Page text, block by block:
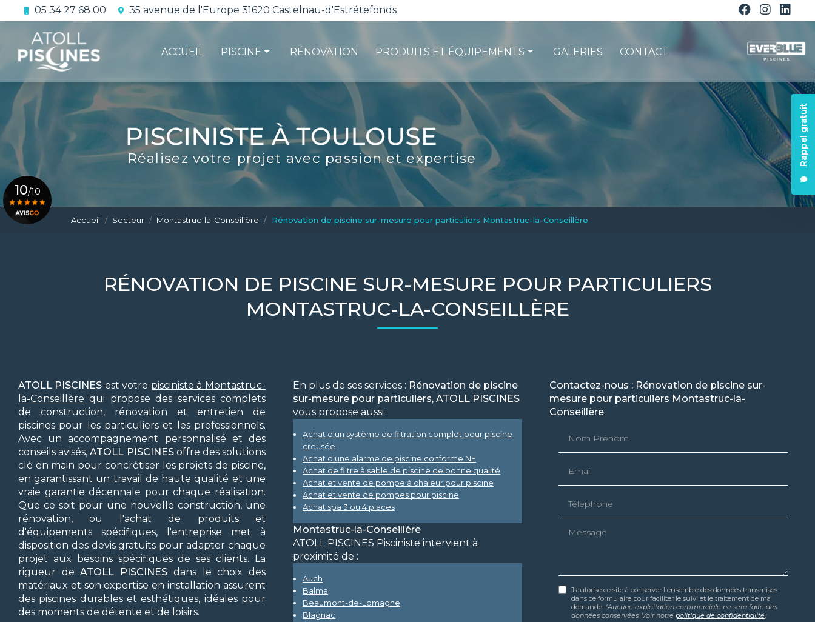
au
contenu
principal
05 34 27 68 00 35 avenue de l'Europe 31620 Castelnau-d'Estrétefonds
Rappel gratuit
ACCUEIL PISCINE
L'étanchéité
La conformité
Le contrat d'entretien
RÉNOVATION PRODUITS ET ÉQUIPEMENTS
Les pompes à chaleur
La filtration
Les robots piscines
Volets et sécurité
La stérilisation
Les abris
Spas-Balnéo
GALERIES CONTACT
Réalisez votre projet avec passion et expertise
10/10
Accueil Secteur Montastruc-la-Conseillère Rénovation de piscine sur-mesure pour particuliers Montastruc-la-Conseillère
RÉNOVATION DE PISCINE SUR-MESURE POUR PARTICULIERS
MONTASTRUC-LA-CONSEILLÈRE
ATOLL PISCINES est votre pisciniste à Montastruc-
la-Conseillère qui propose des services complets
de construction, rénovation et entretien de
piscines pour les particuliers et les professionnels.
Avec un accompagnement personnalisé et des
conseils avisés, ATOLL PISCINESoffre des solutions
clé en main pour concrétiser les projets de piscine,
en garantissant un travail de haute qualité et une
vraie garantie décennale pour chaque réalisation.
Que ce soit pour une nouvelle construction, une
rénovation, ou l'achat de produits et
d'équipements spécifiques, l'entreprise met à
disposition des devis gratuits pour adapter chaque
projet aux besoins spécifiques de ses clients. La
rigueur deATOLL PISCINES dans le choix des
matériaux et son expertise en installation assurent
des piscines durables et esthétiques, idéales pour
des moments de détente et de loisirs.
En plus de ses services : Rénovation de piscine
sur-mesure pour particuliers, ATOLL PISCINES
vous propose aussi :
Achat d'un système de filtration complet pour piscine
creusée
Achat d'une alarme de piscine conforme NF
Achat de filtre à sable de piscine de bonne qualité
Achat et vente de pompe à chaleur pour piscine
Achat et vente de pompes pour piscine
Achat spa 3 ou 4 places
Montastruc-la-Conseillère
ATOLL PISCINES Pisciniste intervient à
proximité de :
Auch
Balma
Beaumont-de-Lomagne
Blagnac
Contactez-nous : Rénovation de piscine sur-
mesure pour particuliers Montastruc-la-
Conseillère
Message
J'autorise ce site à conserver l'ensemble des données transmises
dans ce formulaire pour faciliter le suivi et le traitement de ma
demande. (Aucune exploitation commerciale ne sera faite des
données conservées. Voir notre politique de confidentialité)